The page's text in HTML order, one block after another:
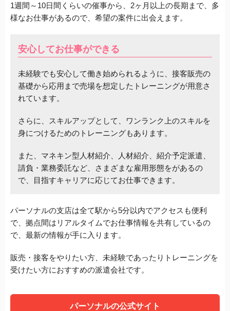
1週間～10日間くらいの催事から、2ヶ月以上の長期まで、多
様なお仕事があるので、希望の案件に出会えます。
安心してお仕事ができる
未経験でも安心して働き始められるように、接客販売の
基礎から応用まで売場を想定したトレーニングが用意さ
れています。
さらに、スキルアップとして、ワンランク上のスキルを
身につけるためのトレーニングもあります。
また、 マネキン型人材紹介、人材紹介、紹介予定派遣、
請負・業務委託など、
さまざまな雇用形態をがあるの
で、目指すキャリアに応じてお仕事できます。
パーソナルの支店は全て駅から5分以内でアクセスも便利
で、拠点間はリアルタイムでお仕事情報を共有しているの
で、最新の情報が手に入ります。
販売・接客をやりたい方、未経験であったりトレーニングを
受けたい方におすすめの派遣会社です。
パーソナルの公式サイト